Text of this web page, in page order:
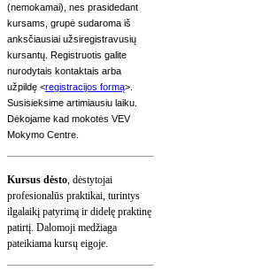
(nemokamai), nes prasidedant
kursams, grupė sudaroma iš
anksčiausiai užsiregistravusių
kursantų. Registruotis galite
nurodytais kontaktais arba
užpildę <registracijos formą>.
Susisieksime artimiausiu laiku.
Dėkojame kad mokotės VEV
Mokymo Centre.
Kursus dėsto, dėstytojai
profesionalūs praktikai, turintys
ilgalaikį patyrimą ir didelę praktinę
patirtį. Dalomoji medžiaga
pateikiama kursų eigoje.